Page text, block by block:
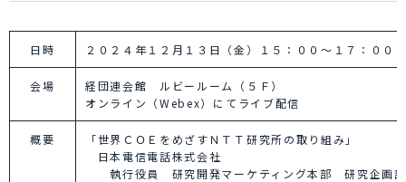
日時 ２０２４年１２月１３日（金）１５：００～１７：００
会場
経団連会館 ルビールーム（５Ｆ）
オンライン（Webex）にてライブ配信
概要
「世界ＣＯＥをめざすＮＴＴ研究所の取り組み」
日本電信電話株式会社
執行役員 研究開発マーケティング本部 研究企